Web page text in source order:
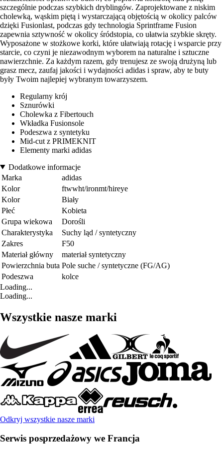
szczególnie podczas szybkich dryblingów. Zaprojektowane z niskim
cholewką, wąskim piętą i wystarczającą objętością w okolicy palców
dzięki Fusionlast, podczas gdy technologia Sprintframe Fusion
zapewnia sztywność w okolicy śródstopia, co ułatwia szybkie skręty.
Wyposażone w stożkowe korki, które ułatwiają rotację i wsparcie przy
starcie, co czyni je niezawodnym wyborem na naturalne i sztuczne
nawierzchnie. Za każdym razem, gdy trenujesz ze swoją drużyną lub
grasz mecz, zaufaj jakości i wydajności adidas i spraw, aby te buty
były Twoim najlepiej wybranym towarzyszem.
Regularny krój
Sznurówki
Cholewka z Fibertouch
Wkładka Fusionsole
Podeszwa z syntetyku
Mid-cut z PRIMEKNIT
Elementy marki adidas
Dodatkowe informacje
Marka
adidas
Kolor
ftwwht/ironmt/hireye
Kolor
Biały
Płeć
Kobieta
Grupa wiekowa
Dorośli
Charakterystyka
Suchy ląd / syntetyczny
Zakres
F50
Materiał główny
materiał syntetyczny
Powierzchnia buta Pole suche / syntetyczne (FG/AG)
Podeszwa
kolce
Loading...
Loading...
Wszystkie nasze marki
Odkryj wszystkie nasze marki
Serwis posprzedażowy we Francja